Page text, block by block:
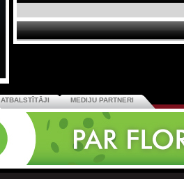
ATBALSTĪTĀJI MEDIJU PARTNERI